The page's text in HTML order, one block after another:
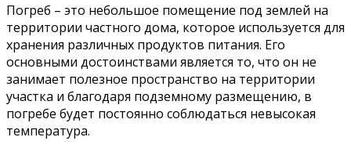
Погреб – это небольшое помещение под землей на
территории частного дома, которое используется для
хранения различных продуктов питания. Его
основными достоинствами является то, что он не
занимает полезное пространство на территории
участка и благодаря подземному размещению, в
погребе будет постоянно соблюдаться невысокая
температура.